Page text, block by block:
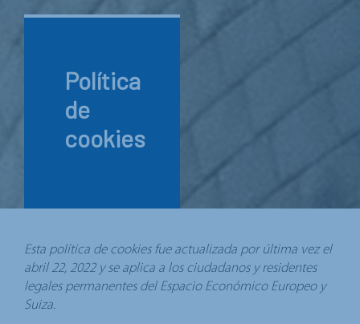
Política
de
cookies
Esta política de cookies fue actualizada por última vez el
abril 22, 2022 y se aplica a los ciudadanos y residentes
legales permanentes del Espacio Económico Europeo y
Suiza.